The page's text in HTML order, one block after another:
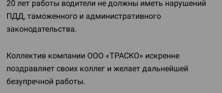
20 лет работы водители не должны иметь нарушений
ПДД, таможенного и административного
законодательства.
Коллектив компании ООО «ТРАСКО» искренне
поздравляет своих коллег и желает дальнейшей
безупречной работы.